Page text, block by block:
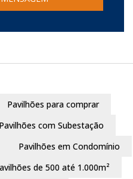
Pavilhões para comprar
Pavilhões com Subestação
Pavilhões em Condomínio
de 500 até 1.000m²